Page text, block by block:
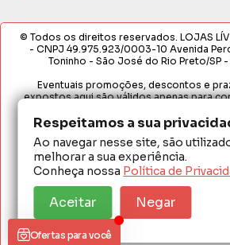
Respeitamos a sua
Ao navegar nesse site, são
melhorar a sua experiência.
Conheça nossa Política de
Aceitar Negar
© Todos os direitos reservados. LOJAS
- CNPJ 49.975.923/0003-10 Avenida
Toninho - São José do Rio Preto/SP
Eventuais promoções, descontos e
expostos aqui são válidos apenas para
Loja. É proibida a utilização total ou parcial
Em caso de divergência de preços no
Carrinho de Compras. Preços e
exclusivos para compras via internet.
término de nossos estoques para
análise e confirmação de